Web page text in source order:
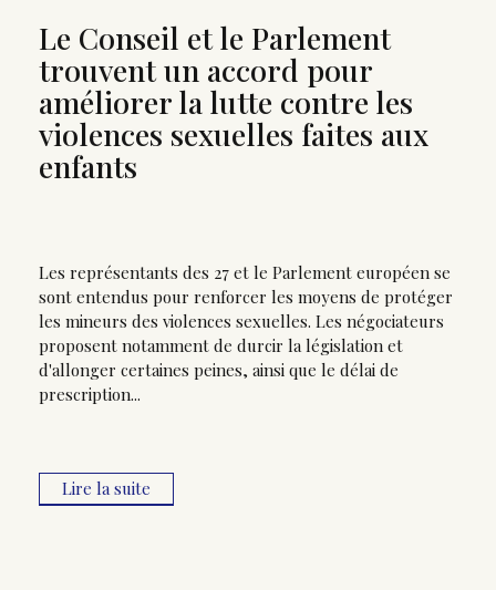
Le Conseil et le Parlement
trouvent un accord pour
améliorer la lutte contre les
violences sexuelles faites aux
enfants
Les représentants des 27 et le Parlement européen se
sont entendus pour renforcer les moyens de protéger
les mineurs des violences sexuelles. Les négociateurs
proposent notamment de durcir la législation et
d'allonger certaines peines, ainsi que le délai de
prescription...
Lire la suite